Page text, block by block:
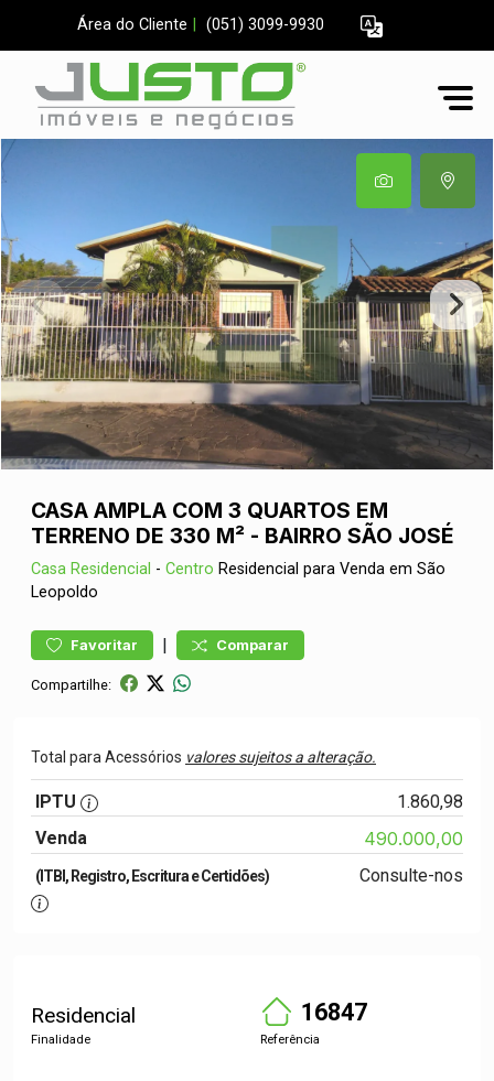
Área do Cliente (051) 3099-9930
CASA AMPLA COM 3 QUARTOS EM
TERRENO DE 330 M² - BAIRRO SÃO JOSÉ
Casa Residencial - Centro Residencial para Venda em São
Leopoldo
Favoritar | Comparar
Compartilhe:
Total para Acessórios valores sujeitos a alteração.
IPTU
1.860,98
Venda
490.000,00
(ITBI, Registro, Escritura e Certidões) Consulte-nos
Residencial
Finalidade
16847
Referência